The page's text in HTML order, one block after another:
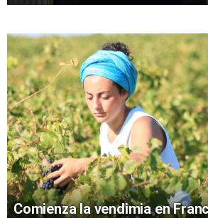
Comienza la vendimia en